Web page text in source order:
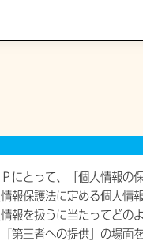
にとって、「個人情報の
報保護法に定める個人情
報を扱うに当たってどの
第三者への提供」の場